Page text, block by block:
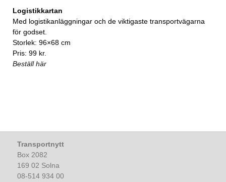
Logistikkartan
Med logistikanläggningar och de viktigaste transportvägarna
för godset.
Storlek: 96×68 cm
Pris: 99 kr.
Beställ här
Transportnytt
Box 2082
169 02 Solna
08-514 934 00